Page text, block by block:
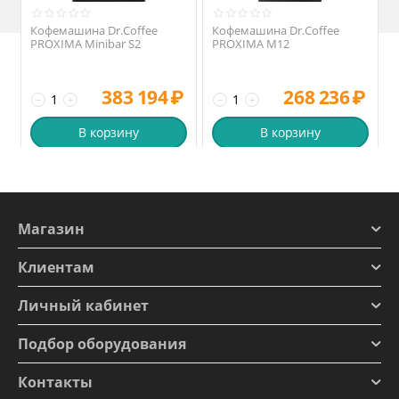
Кофемашина Dr.Coffee
PROXIMA Minibar S2
+
− 383 194₽
В корзину
Кофемашина Dr.Coffee
PROXIMA M12
+
− 268 236₽
В корзину
Магазин
Клиентам
Личный кабинет
Подбор оборудования
Контакты